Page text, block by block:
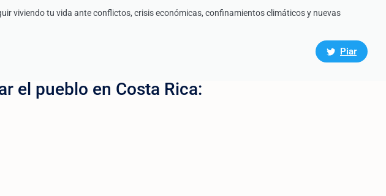
viviendo tu vida ante conflictos, crisis económicas, confinamientos climáticos y nuevas
Piar
el pueblo en Costa Rica: